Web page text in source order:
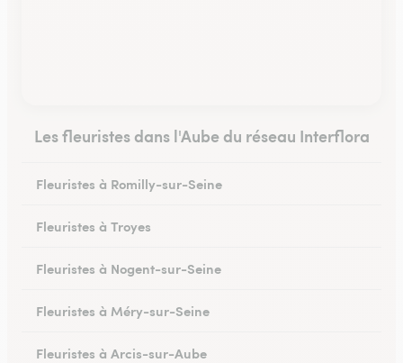
Les fleuristes dans l'Aube du réseau Interflora
Fleuristes à Romilly-sur-Seine
Fleuristes à Troyes
Fleuristes à Nogent-sur-Seine
Fleuristes à Méry-sur-Seine
Fleuristes à Arcis-sur-Aube